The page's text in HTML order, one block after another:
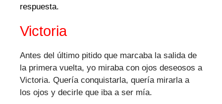
respuesta.
Victoria
Antes del último pitido que marcaba la salida de
la primera vuelta, yo miraba con ojos deseosos a
Victoria. Quería conquistarla, quería mirarla a
los ojos y decirle que iba a ser mía.